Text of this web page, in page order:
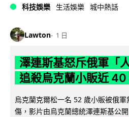
科技娛樂 生活娛樂 城中熱話
Lawton 1 日
澤連斯基怒斥俄軍「
追殺烏克蘭小販近 40
烏克蘭克爾松一名 52 歲小販被俄
傷，影片由烏克蘭總統澤連斯基公